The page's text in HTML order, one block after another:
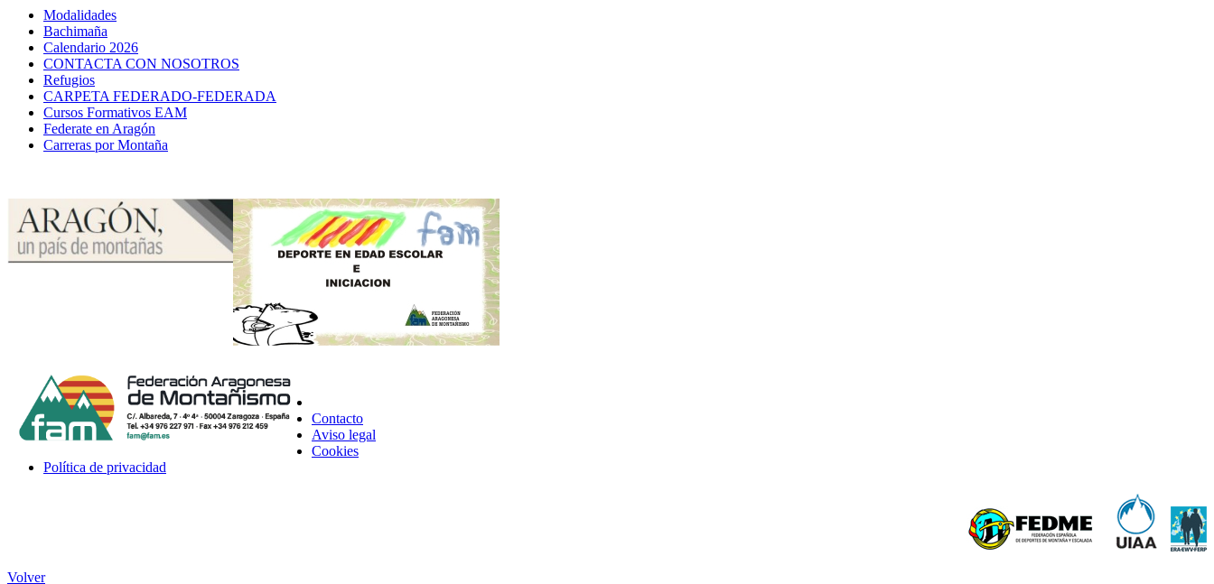
Modalidades
Bachimaña
Calendario 2026
CONTACTA CON NOSOTROS
Refugios
CARPETA FEDERADO-FEDERADA
Cursos Formativos EAM
Federate en Aragón
Carreras por Montaña
Contacto
Aviso legal
Cookies
Política de privacidad
Volver